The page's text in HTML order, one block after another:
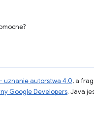
uznanie autorstwa 4.0, a
Google Developers. Java